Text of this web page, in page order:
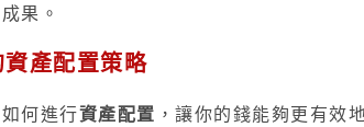
果。
產配置策略
何進行資產配置 ，讓你的錢能夠更有效